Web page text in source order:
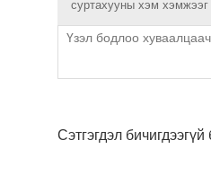
суртахууны хэм хэмжээг
Сэтгэгдэл